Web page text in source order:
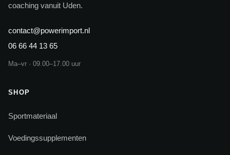
coaching vanuit Uden.
contact@powerimport.nl
06 66 44 13 65
Ma–vr · 09.00–17.00 uur
SHOP
Sportmateriaal
Voedingssupplementen